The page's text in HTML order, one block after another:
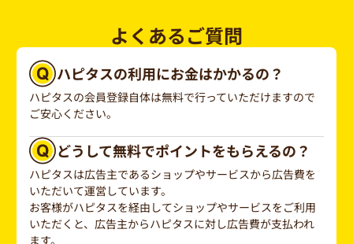
よくあるご質問
ハピタスの利用にお金はかかるの？
ハピタスの会員登録自体は無料で行っていただけますので
ご安心ください。
どうして無料でポイントをもらえるの？
ハピタスは広告主であるショップやサービスから広告費を
いただいて運営しています。
お客様がハピタスを経由してショップやサービスをご利用
いただくと、広告主からハピタスに対し広告費が支払われ
ます。